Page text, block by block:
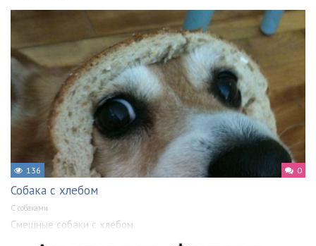
136 0
Собака с хлебом
С собаками
Смешные собаки с хлебом